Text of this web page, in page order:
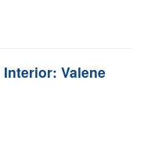
Interior: Valene